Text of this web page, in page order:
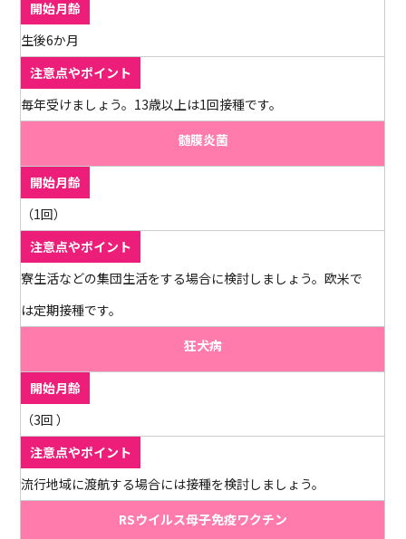
生後6か月
毎年受けましょう。13歳以上は1回接種です。
髄膜炎菌
（1回）
寮生活などの集団生活をする場合に検討しましょう。欧米で
は定期接種です。
狂犬病
（3回 ）
流行地域に渡航する場合には接種を検討しましょう。
RSウイルス母子免疫ワクチン